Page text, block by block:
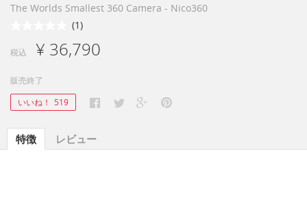
The Worlds Smallest 360 Camera - Nico360
(1)
税込 ¥ 36,790
販売終了
いいね！ 519
特徴 レビュー